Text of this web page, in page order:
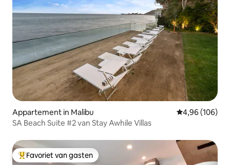
Appartement in Malibu Gemiddelde
4,96 (106)
SA Beach Suite #2 van Stay Awhile Villas
Topfavoriet van gasten
Favoriet van gasten